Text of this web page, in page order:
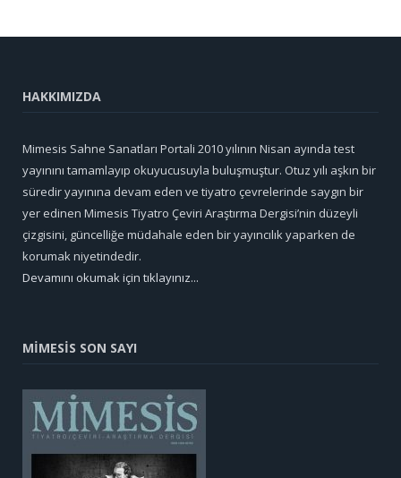
HAKKIMIZDA
Mimesis Sahne Sanatları Portali 2010 yılının Nisan ayında test
yayınını tamamlayıp okuyucusuyla buluşmuştur. Otuz yılı aşkın bir
süredir yayınına devam eden ve tiyatro çevrelerinde saygın bir
yer edinen Mimesis Tiyatro Çeviri Araştırma Dergisi’nin düzeyli
çizgisini, güncelliğe müdahale eden bir yayıncılık yaparken de
korumak niyetindedir.
Devamını okumak için tıklayınız...
MİMESİS SON SAYI